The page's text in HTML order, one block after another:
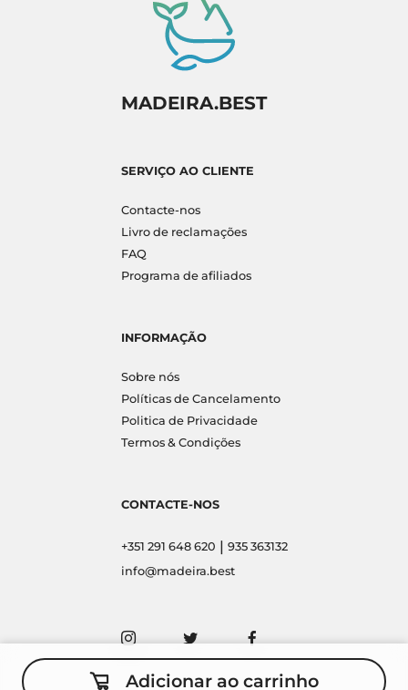
Adicionar ao carrinho
MADEIRA.BEST
SERVIÇO AO CLIENTE
Contacte-nos
Livro de reclamações
FAQ
Programa de afiliados
INFORMAÇÃO
Sobre nós
Políticas de Cancelamento
Politica de Privacidade
Termos & Condições
CONTACTE-NOS
+351 291 648 620 | 935 363132
info@madeira.best